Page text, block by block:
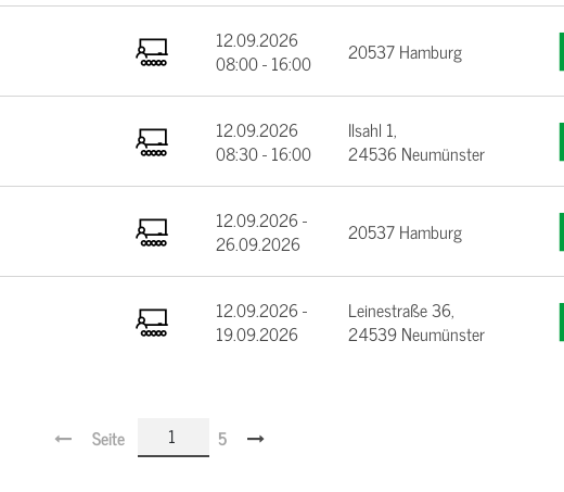
12.09.2026
08:00 - 16:00
20537 Hamburg
12.09.2026
08:30 - 16:00
Ilsahl 1,
24536 Neumünster
12.09.2026 -
26.09.2026
20537 Hamburg
12.09.2026 -
19.09.2026
Leinestraße 36,
24539 Neumünster
Seite 5